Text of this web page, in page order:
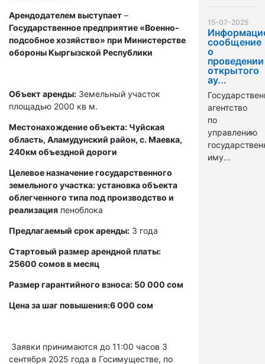
Арендодателем выступает –
Государственное предприятие «Военно-
подсобное хозяйство» при Министерстве
обороны Кыргызской Республики
Объект аренды: Земельный участок
площадью 2000 кв м.
Местонахождение объекта: Чуйская
область, Аламудунский район, с. Маевка,
240км объездной дороги
Целевое назначение государственного
земельного участка: установка объекта
облегченного типа под производство и
реализация пеноблока
Предлагаемый срок аренды: 3 года
Стартовый размер арендной платы:
25600 сомов в месяц
Размер гарантийного взноса: 50 000 сом
Цена за шаг повышения:6 000 сом
Заявки принимаются до 11:00 часов 3
сентября 2025 года в Госимуществе, по
15-07-2025
сообщение
о
проведении
открытого
ау...
агентство
по
управлению
иму...